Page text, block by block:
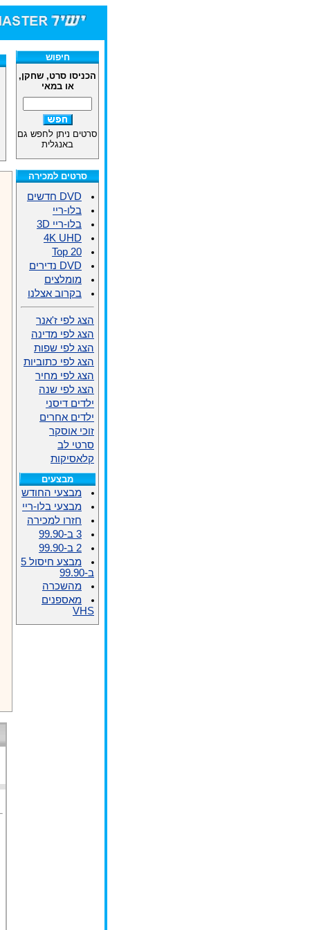
חיפוש
הכניסו סרט, שחקן,
או במאי
סרטים ניתן לחפש גם
באנגלית
סרטים למכירה
DVD חדשים
בלו-ריי
בלו-ריי 3D
4K UHD
Top 20
DVD נדירים
מומלצים
בקרוב אצלנו
הצג לפי ז'אנר
הצג לפי מדינה
הצג לפי שפות
הצג לפי כתוביות
הצג לפי מחיר
הצג לפי שנה
ילדים דיסני
ילדים אחרים
זוכי אוסקר
סרטי לב
קלאסיקות
מבצעים
מבצעי החודש
מבצעי בלו-ריי
חזרו למכירה
3 ב-99.90
2 ב-99.90
מבצע חיסול 5
ב-99.90
מהשכרה
מאספנים
VHS